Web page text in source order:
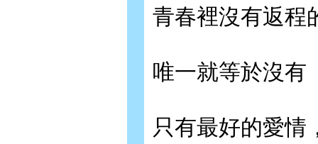
青春裡沒有返程
唯一就等於沒有
只有最好的愛情